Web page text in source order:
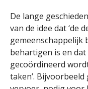
De lange
van de idee dat ‘de
gemeenschappelijk
behartigen is en
gecoördineerd
taken’.